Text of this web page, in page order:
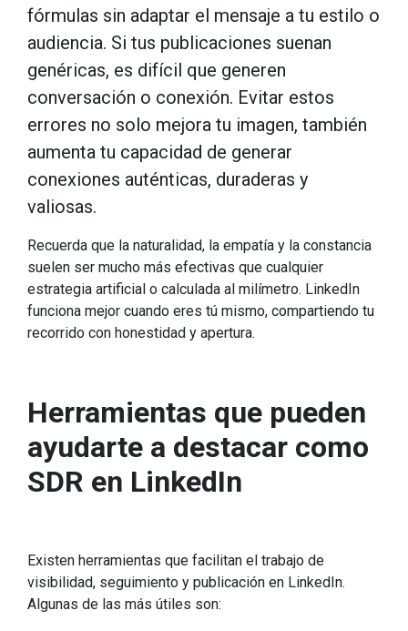
fórmulas sin adaptar el mensaje a tu estilo o
audiencia. Si tus publicaciones suenan
genéricas, es difícil que generen
conversación o conexión. Evitar estos
errores no solo mejora tu imagen, también
aumenta tu capacidad de generar
conexiones auténticas, duraderas y
valiosas.
Recuerda que la naturalidad, la empatía y la constancia
suelen ser mucho más efectivas que cualquier
estrategia artificial o calculada al milímetro. LinkedIn
funciona mejor cuando eres tú mismo, compartiendo tu
recorrido con honestidad y apertura.
Herramientas que pueden
ayudarte a destacar como
SDR en LinkedIn
Existen herramientas que facilitan el trabajo de
visibilidad, seguimiento y publicación en LinkedIn.
Algunas de las más útiles son: